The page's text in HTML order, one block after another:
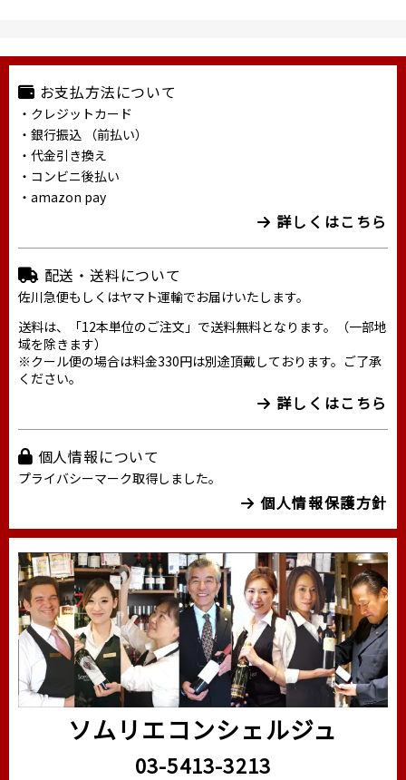
お支払方法について
・クレジットカード
・銀行振込 （前払い）
・代金引き換え
・コンビニ後払い
・amazon pay
詳しくはこちら
配送・送料について
佐川急便もしくはヤマト運輸でお届けいたします。
送料は、「12本単位のご注文」で送料無料となります。（一部地
域を除きます）
※クール便の場合は料金330円は別途頂戴しております。ご了承
ください。
詳しくはこちら
個人情報について
プライバシーマーク取得しました。
個人情報保護方針
ソムリエコンシェルジュ
03-5413-3213